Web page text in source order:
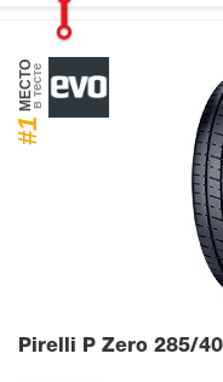
#1
МЕСТОв тесте
Pirelli P Zero 285/